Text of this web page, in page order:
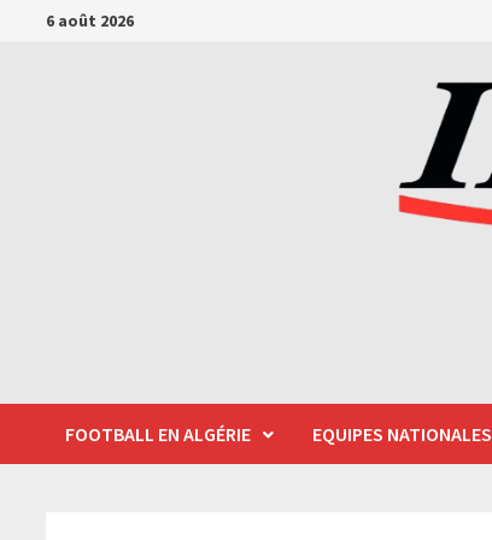
Passer6 août 2026
FOOTBALL EN ALGÉRIE EQUIPES NATIONALES